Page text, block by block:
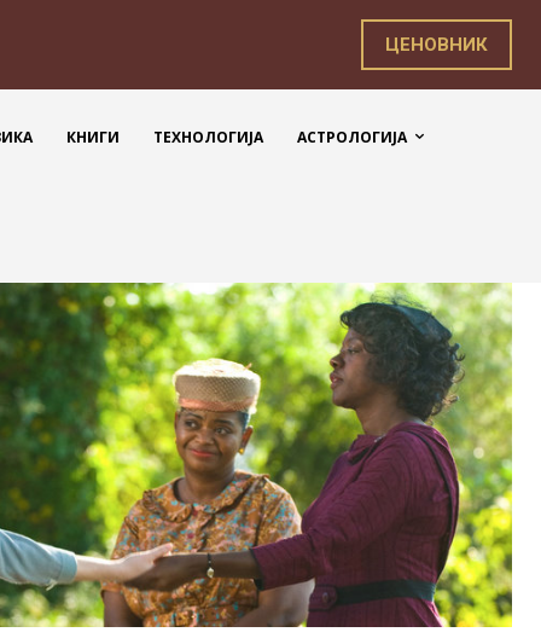
ЦЕНОВНИК
КНИГИ ТЕХНОЛОГИЈА АСТРОЛОГИЈА